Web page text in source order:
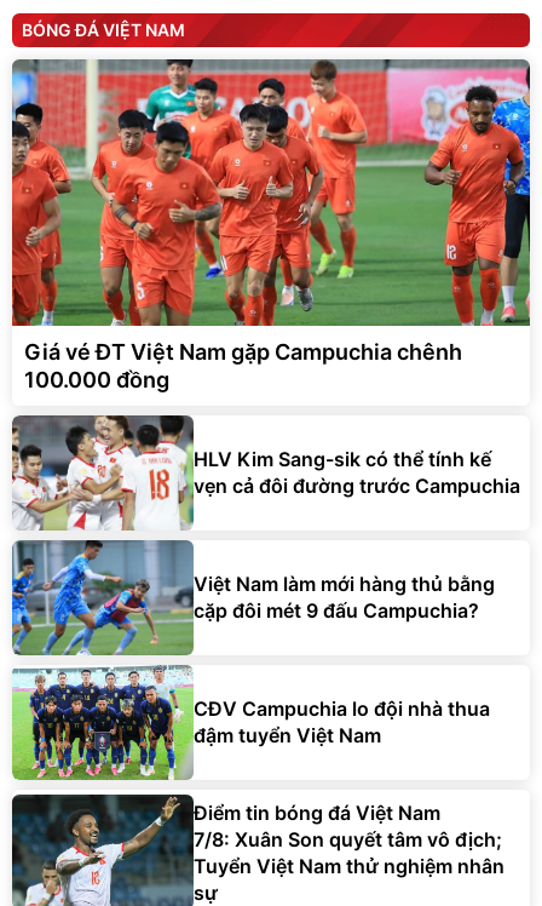
BÓNG ĐÁ VIỆT NAM
Giá vé ĐT Việt Nam gặp Campuchia chênh
100.000 đồng
HLV Kim Sang-sik có thể tính kế
vẹn cả đôi đường trước Campuchia
Việt Nam làm mới hàng thủ bằng
cặp đôi mét 9 đấu Campuchia?
CĐV Campuchia lo đội nhà thua
đậm tuyển Việt Nam
Điểm tin bóng đá Việt Nam
7/8: Xuân Son quyết tâm vô địch;
Tuyển Việt Nam thử nghiệm nhân
sự